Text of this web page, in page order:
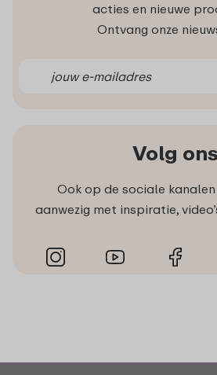
acties en nieuwe
Ontvang onze
Volg ons
Ook op de sociale
aanwezig met inspiratie,